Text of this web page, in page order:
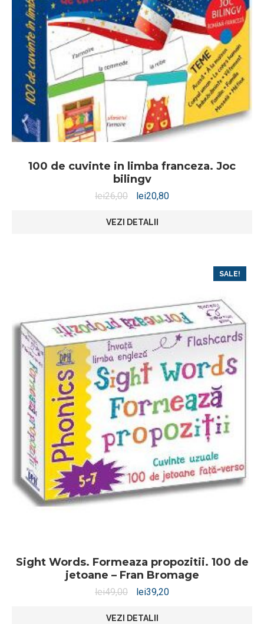
100 de cuvinte in limba franceza. Joc
bilingv
lei26,00 lei20,80
VEZI DETALII
SALE!
Sight Words. Formeaza propozitii. 100 de
jetoane – Fran Bromage
lei49,00 lei39,20
VEZI DETALII